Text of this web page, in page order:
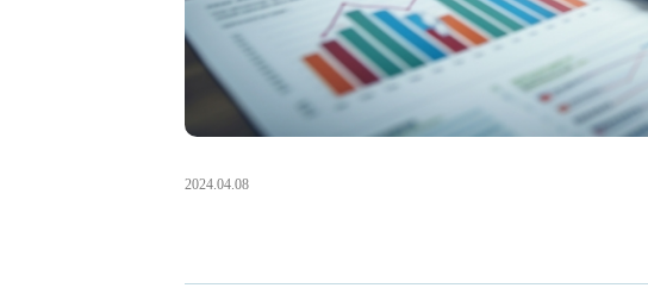
2024.04.08